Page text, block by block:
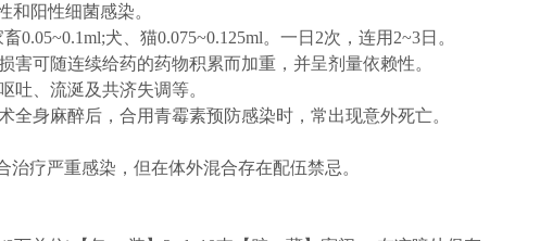
和阳性细菌感染。
0.05~0.1ml;犬、猫0.075~0.125ml。一日2次，连用2~3日。
害可随连续给药的药物积累而加重，并呈剂量依赖性。
吐、流涎及共济失调等。
身麻醉后，合用青霉素预防感染时，常出现意外死亡。
治疗严重感染，但在体外混合存在配伍禁忌。